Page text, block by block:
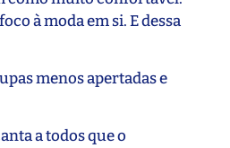
à moda em si. E dessa
menos apertadas e
a todos que o